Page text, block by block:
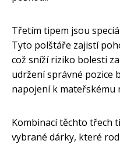
Třetím tipem jsou
Tyto polštáře zajistí
což sníží riziko bolesti
udržení správné pozice
napojení k mateřskému
Kombinací těchto třech
vybrané dárky, které